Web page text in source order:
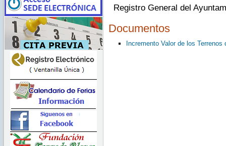
Registro General del
Documentos
Incremento Valor de los